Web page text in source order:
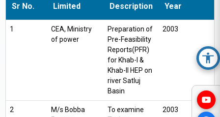
Sr No.
Limited
Description Year
1
CEA, Ministry
of power
Preparation of
Pre-Feasibility
Reports(PFR)
for Khab-I &
Khab-II HEP on
river Satluj
Basin
2003
2
M/s Bobba
To examine
2003